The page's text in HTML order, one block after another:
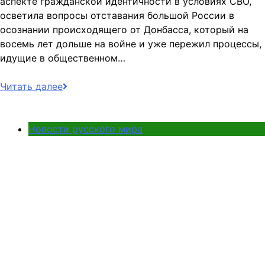
осветила вопросы отставания большой России в
осознании происходящего от Донбасса, который на
восемь лет дольше на войне и уже пережил процессы,
идущие в общественном…
Читать далее
Новости русского мира